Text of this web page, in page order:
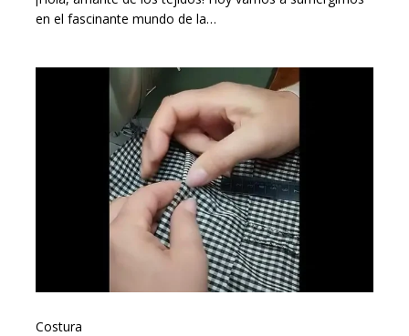
en el fascinante mundo de la…
Costura